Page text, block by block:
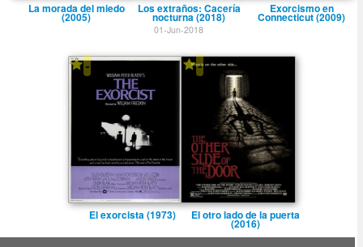
La morada del miedo
(2005)
Los extraños: Cacerí­a
nocturna (2018)
01-Jun-2018
Exorcismo en
Connecticut (2009)
-
El exorcista (1973)
-
El otro lado de la puerta
(2016)